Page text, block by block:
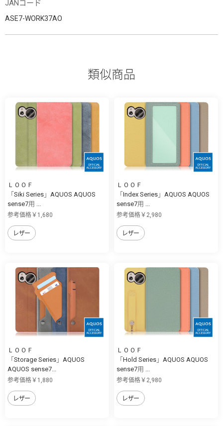
JANコード
ASE7-WORK37AO
類似商品
ＬＯＯＦ
「Siki Series」AQUOS AQUOS
sense7用 ...
参考価格￥1,680
レザー
ＬＯＯＦ
「Index Series」AQUOS AQUOS
sense7用 ...
参考価格￥2,980
レザー
ＬＯＯＦ
「Storage Series」AQUOS
AQUOS sense7...
参考価格￥1,880
レザー
ＬＯＯＦ
「Hold Series」AQUOS AQUOS
sense7用 ...
参考価格￥2,980
レザー